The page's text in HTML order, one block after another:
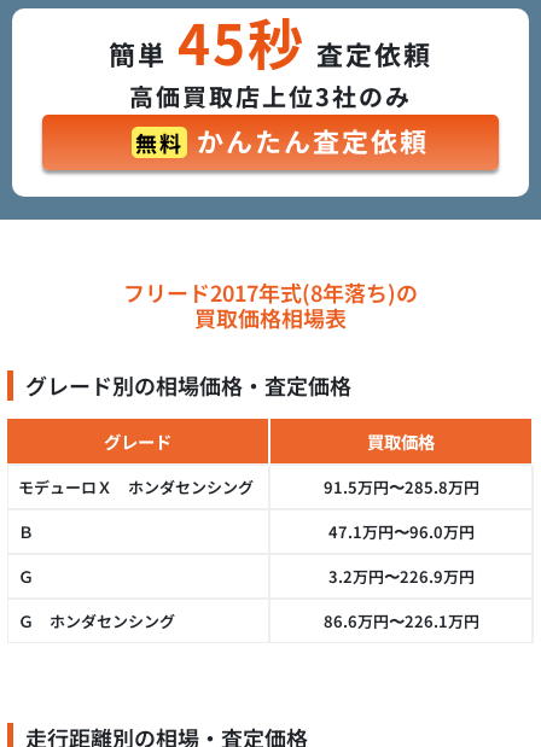
簡単 45秒 査定依頼
高価買取店上位3社のみ
無料 かんたん査定依頼
フリード2017年式(8年落ち)の
買取価格相場表
グレード別の相場価格・査定価格
グレード 買取価格
モデューロＸ ホンダセンシング
91.5万円〜285.8万円
Ｂ
47.1万円〜96.0万円
Ｇ
3.2万円〜226.9万円
Ｇ ホンダセンシング
86.6万円〜226.1万円
走行距離別の相場・査定価格